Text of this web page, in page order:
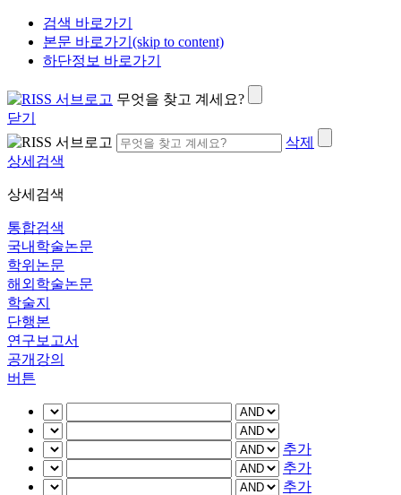
검색 바로가기
본문 바로가기(skip to content)
하단정보 바로가기
무엇을 찾고 계세요?
닫기
삭제
상세검색
상세검색
통합검색
국내학술논문
학위논문
해외학술논문
학술지
단행본
연구보고서
공개강의
버튼
추가
추가
추가